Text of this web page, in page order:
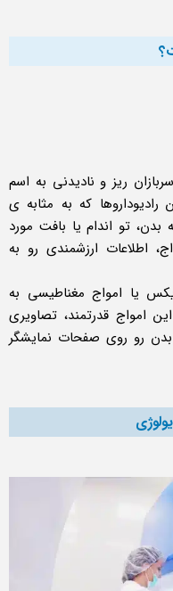
ریز و نادیدنی به اسم
که به مثابه ی
تو اندام یا بافت مورد
اطلاعات ارزشمندی رو به
یا امواج مغناطیسی به
امواج قدرتمند، تصاویری
بدن رو روی صفحات نمایشگر